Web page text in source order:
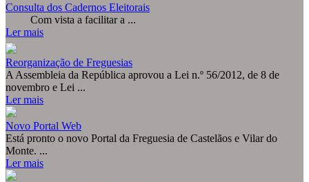
Consulta dos Cadernos Eleitorais
Com vista a facilitar a ...
Ler mais
Reorganização de Freguesias
A Assembleia da República aprovou a Lei n.º 56/2012, de 8 de
novembro e Lei ...
Ler mais
Novo Portal Web
Está pronto o novo Portal da Freguesia de Castelãos e Vilar do
Monte. ...
Ler mais